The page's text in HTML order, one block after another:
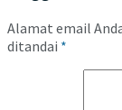
Alamat email
ditandai *